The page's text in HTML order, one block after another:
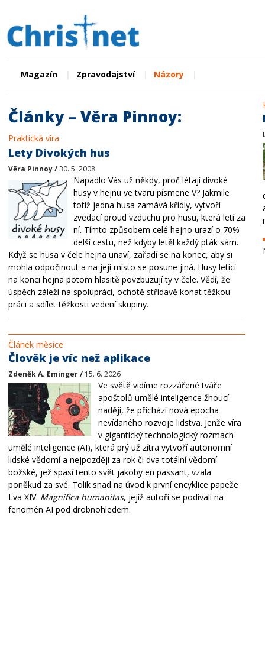
Magazín Zpravodajství Názory
Články – Věra Pinnoy:
Praktická víra
Lety Divokých hus
Věra Pinnoy /30. 5. 2008
Napadlo Vás už někdy, proč létají divoké
husy v hejnu ve tvaru písmene V? Jakmile
totiž jedna husa zamává křídly, vytvoří
zvedací proud vzduchu pro husu, která letí za
ní. Tímto způsobem celé hejno urazí o 70%
delší cestu, než kdyby letěl každý pták sám.
Když se husa v čele hejna unaví, zařadí se na konec, aby si
mohla odpočinout a na její místo se posune jiná. Husy letící
na konci hejna potom hlasitě povzbuzují ty v čele. Vědí, že
úspěch záleží na spolupráci, ochotě střídavě konat těžkou
práci a sdílet těžkosti vedení skupiny.
Článek měsíce
Člověk je víc než aplikace
Zdeněk A. Eminger / 15. 6. 2026
Ve světě vidíme rozzářené tváře
apoštolů umělé inteligence žhoucí
nadějí, že přichází nová epocha
nevídaného rozvoje lidstva. Jenže víra
v gigantický technologický rozmach
umělé inteligence (AI), která prý už zítra vytvoří autonomní
lidské vědomí a nejpozději za rok či dva totální vědomí
božské, jež spasí tento svět jakoby en passant, vzala
poněkud za své. Tolik snad na úvod k první encyklice papeže
Lva XIV. Magnifica humanitas, jejíž autoři se podívali na
fenomén AI pod drobnohledem.